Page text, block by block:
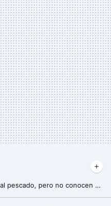
Muchas personas echan limón al pescado, pero no conocen el beneficio más importante de hacerlo